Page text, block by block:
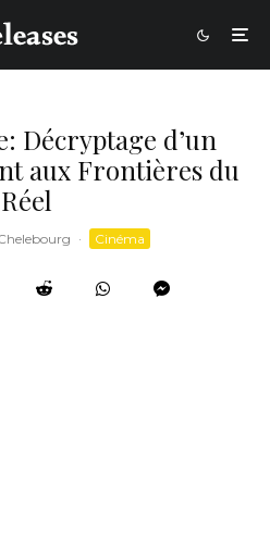
Décryptage d’un
aux Frontières du
Réel
· Cinéma